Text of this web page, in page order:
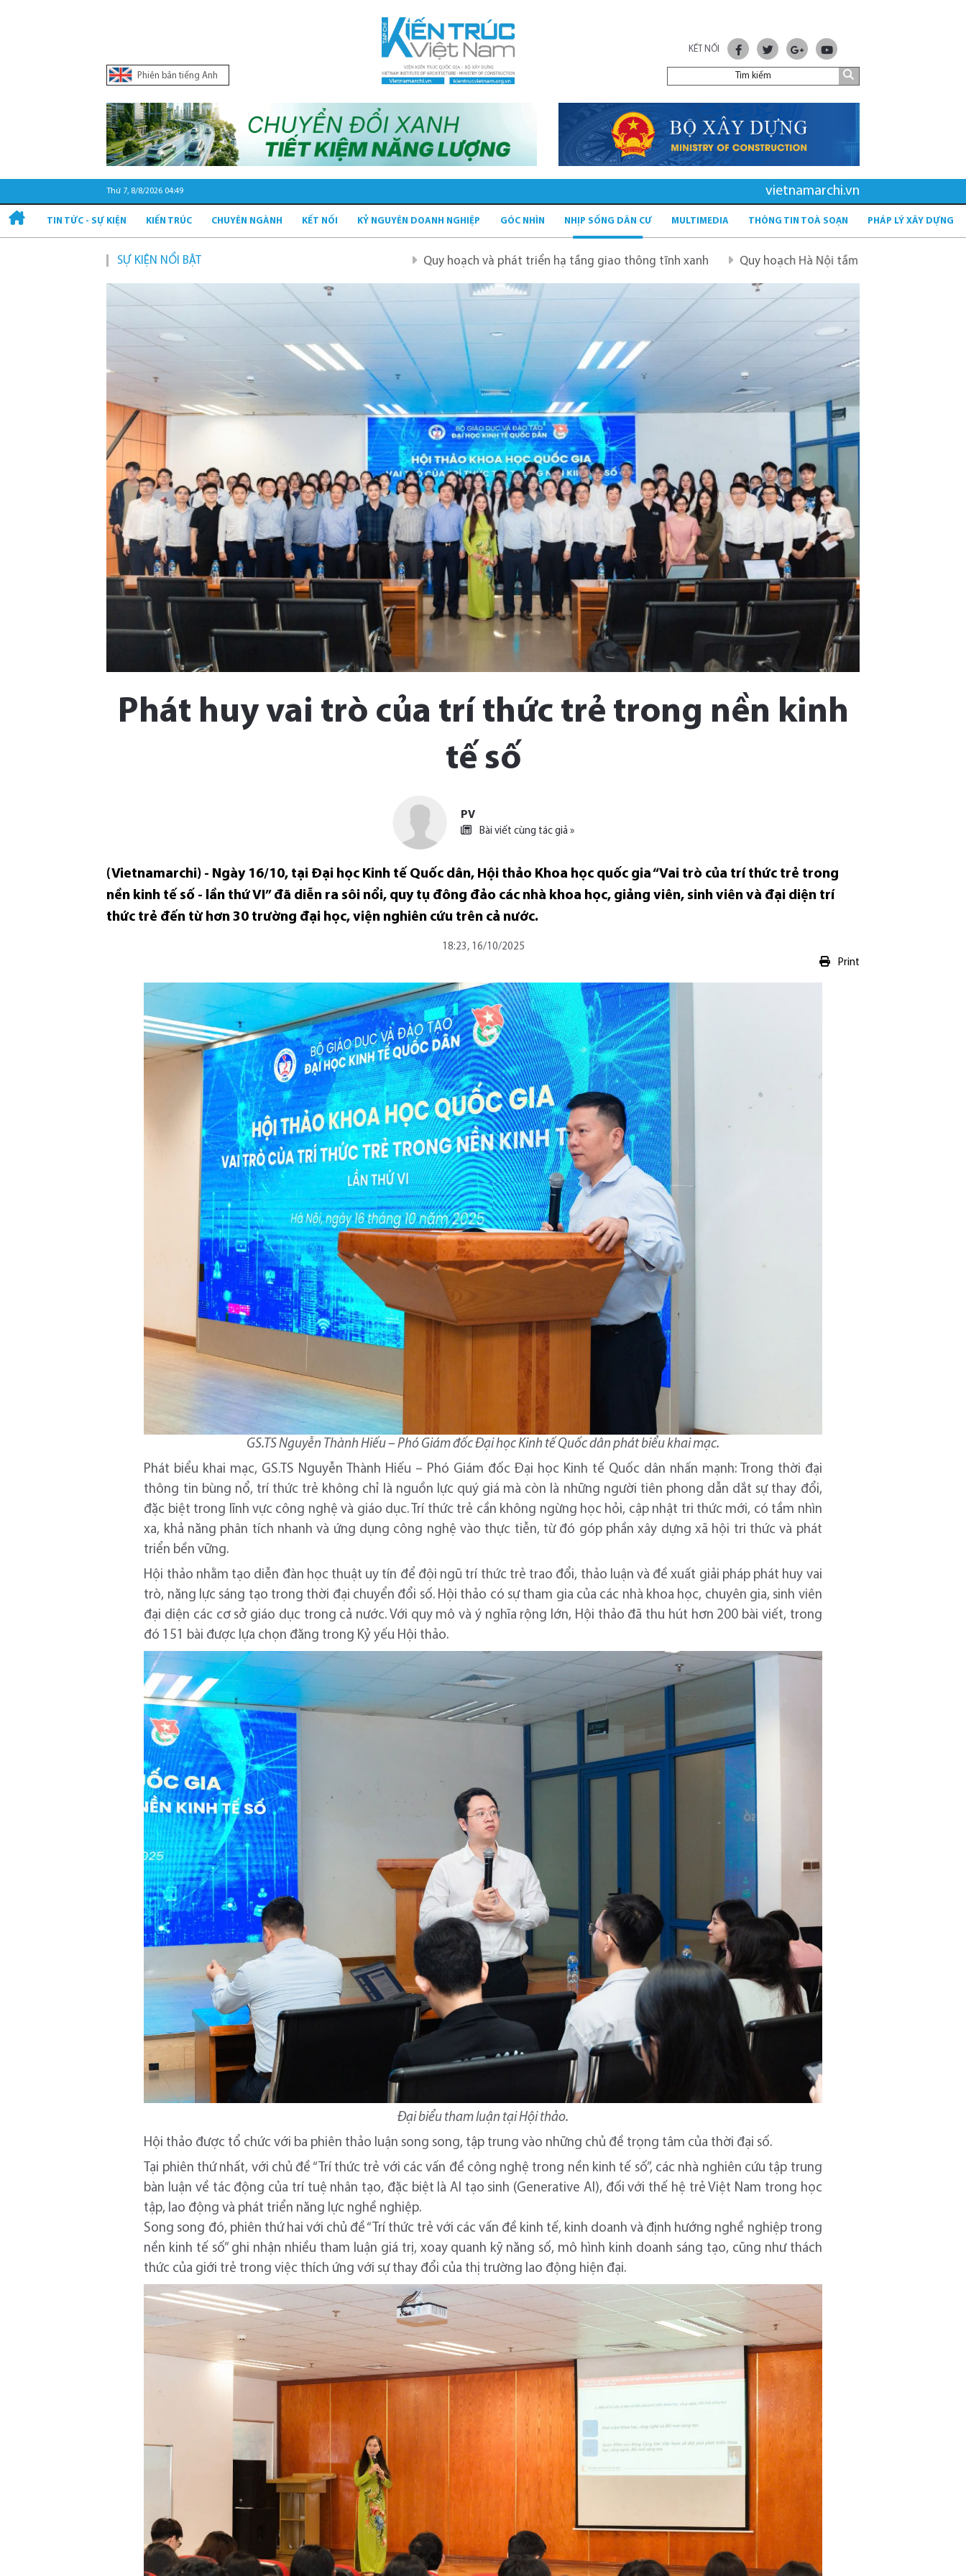
Phiên bản tiếng Anh
KẾT NỐI
Thứ 7, 8/8/2026 04:49 vietnamarchi.vn
TIN TỨC - SỰ KIỆN KIẾN TRÚC CHUYÊN NGÀNH KẾT NỐI KỶ NGUYÊN DOANH NGHIỆP GÓC NHÌN NHỊP SỐNG DÂN CƯ MULTIMEDIA THÔNG TIN TOÀ SOẠN PHÁP LÝ XÂY DỰNG
SỰ KIỆN NỔI BẬT Quy hoạch và phát triển hạ tầng giao thông tĩnh xanh Quy hoạch Hà Nội tầm nhìn 100 năm
Phát huy vai trò của trí thức trẻ trong nền kinh
tế số
PV
Bài viết cùng tác giả »
(Vietnamarchi) - Ngày 16/10, tại Đại học Kinh tế Quốc dân, Hội thảo Khoa học quốc gia “Vai trò của trí thức trẻ trong
nền kinh tế số - lần thứ VI” đã diễn ra sôi nổi, quy tụ đông đảo các nhà khoa học, giảng viên, sinh viên và đại diện trí
thức trẻ đến từ hơn 30 trường đại học, viện nghiên cứu trên cả nước.
18:23, 16/10/2025
Print
GS.TS Nguyễn Thành Hiếu – Phó Giám đốc Đại học Kinh tế Quốc dân phát biểu khai mạc.
Phát biểu khai mạc, GS.TS Nguyễn Thành Hiếu – Phó Giám đốc Đại học Kinh tế Quốc dân nhấn mạnh: Trong thời đại
thông tin bùng nổ, trí thức trẻ không chỉ là nguồn lực quý giá mà còn là những người tiên phong dẫn dắt sự thay đổi,
đặc biệt trong lĩnh vực công nghệ và giáo dục. Trí thức trẻ cần không ngừng học hỏi, cập nhật tri thức mới, có tầm nhìn
xa, khả năng phân tích nhanh và ứng dụng công nghệ vào thực tiễn, từ đó góp phần xây dựng xã hội tri thức và phát
triển bền vững.
Hội thảo nhằm tạo diễn đàn học thuật uy tín để đội ngũ trí thức trẻ trao đổi, thảo luận và đề xuất giải pháp phát huy vai
trò, năng lực sáng tạo trong thời đại chuyển đổi số. Hội thảo có sự tham gia của các nhà khoa học, chuyên gia, sinh viên
đại diện các cơ sở giáo dục trong cả nước. Với quy mô và ý nghĩa rộng lớn, Hội thảo đã thu hút hơn 200 bài viết, trong
đó 151 bài được lựa chọn đăng trong Kỷ yếu Hội thảo.
Đại biểu tham luận tại Hội thảo.
Hội thảo được tổ chức với ba phiên thảo luận song song, tập trung vào những chủ đề trọng tâm của thời đại số.
Tại phiên thứ nhất, với chủ đề “Trí thức trẻ với các vấn đề công nghệ trong nền kinh tế số”, các nhà nghiên cứu tập trung
bàn luận về tác động của trí tuệ nhân tạo, đặc biệt là AI tạo sinh (Generative AI), đối với thế hệ trẻ Việt Nam trong học
tập, lao động và phát triển năng lực nghề nghiệp.
Song song đó, phiên thứ hai với chủ đề “Trí thức trẻ với các vấn đề kinh tế, kinh doanh và định hướng nghề nghiệp trong
nền kinh tế số” ghi nhận nhiều tham luận giá trị, xoay quanh kỹ năng số, mô hình kinh doanh sáng tạo, cũng như thách
thức của giới trẻ trong việc thích ứng với sự thay đổi của thị trường lao động hiện đại.